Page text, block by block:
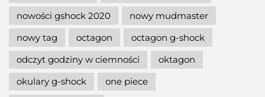
nowości gshock 2020
nowy mudmaster
nowy tag
octagon
octagon g-shock
odczyt godziny w ciemności
oktagon
okulary g-shock
one piece